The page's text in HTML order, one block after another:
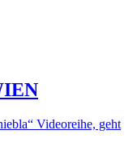
Videoreihe, geht